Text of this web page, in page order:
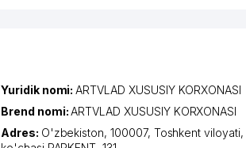
Yuridik nomi:ARTVLAD XUSUSIY KORXONASI
Brend nomi:ARTVLAD XUSUSIY KORXONASI
Adres: O'zbekiston, 100007, Toshkent viloyati,